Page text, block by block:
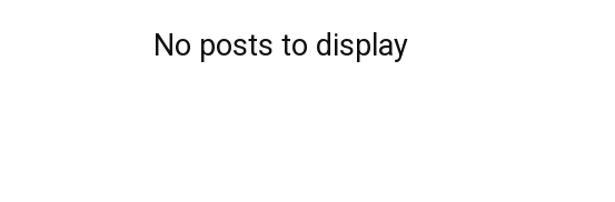
No posts to display